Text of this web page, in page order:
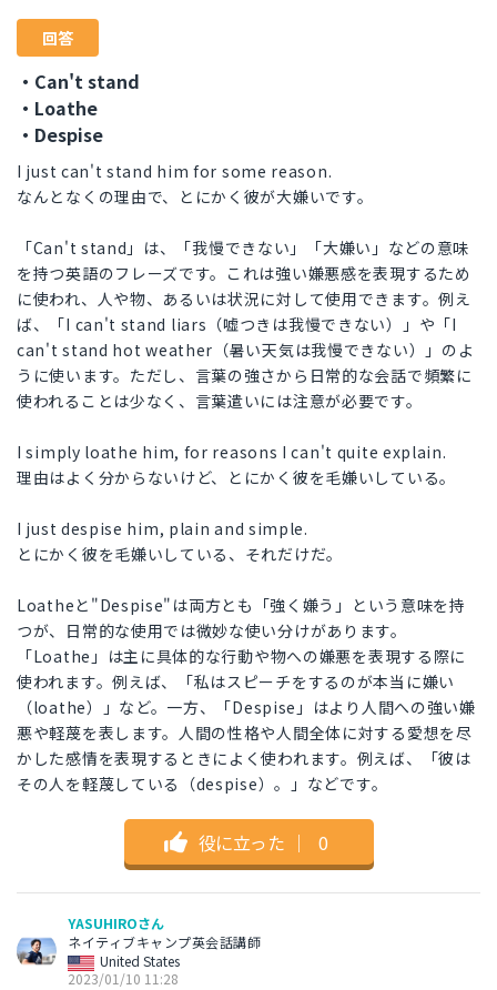
回答
・Can't stand
・Loathe
・Despise
I just can't stand him for some reason.
なんとなくの理由で、とにかく彼が大嫌いです。
「Can't stand」は、「我慢できない」「大嫌い」などの意味
を持つ英語のフレーズです。これは強い嫌悪感を表現するため
に使われ、人や物、あるいは状況に対して使用できます。例え
ば、「I can't stand liars（嘘つきは我慢できない）」や「I
can't stand hot weather（暑い天気は我慢できない）」のよ
うに使います。ただし、言葉の強さから日常的な会話で頻繁に
使われることは少なく、言葉遣いには注意が必要です。
I simply loathe him, for reasons I can't quite explain.
理由はよく分からないけど、とにかく彼を毛嫌いしている。
I just despise him, plain and simple.
とにかく彼を毛嫌いしている、それだけだ。
Loatheと"Despise"は両方とも「強く嫌う」という意味を持
つが、日常的な使用では微妙な使い分けがあります。
「Loathe」は主に具体的な行動や物への嫌悪を表現する際に
使われます。例えば、「私はスピーチをするのが本当に嫌い
（loathe）」など。一方、「Despise」はより人間への強い嫌
悪や軽蔑を表します。人間の性格や人間全体に対する愛想を尽
かした感情を表現するときによく使われます。例えば、「彼は
その人を軽蔑している（despise）。」などです。
役に立った ｜ 0
YASUHIROさん
ネイティブキャンプ英会話講師
United States
2023/01/10 11:28